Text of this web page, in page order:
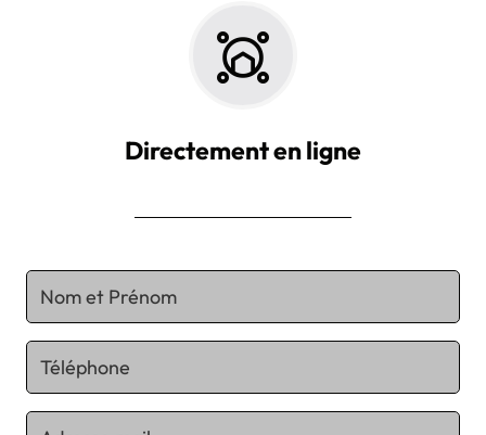
Directement en ligne